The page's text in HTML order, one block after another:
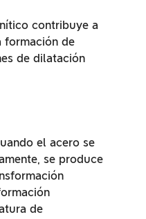
contribuye a
formación de
de dilatación
el acero se
se produce
de